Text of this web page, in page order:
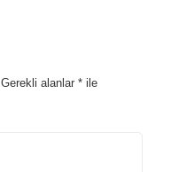
Gerekli alanlar * ile